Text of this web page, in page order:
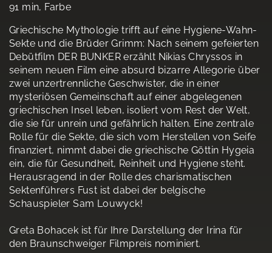
91 min, Farbe
Griechische Mythologie trifft auf eine Hygiene-Wahn-
Sekte und die Brüder Grimm: Nach seinem gefeierten
Debütfilm DER BUNKER erzählt Nikias Chryssos in
seinem neuen Film eine absurd bizarre Allegorie über
zwei unzertrennliche Geschwister, die in einer
mysteriösen Gemeinschaft auf einer abgelegenen
griechischen Insel leben, isoliert vom Rest der Welt,
die sie für unrein und gefährlich halten. Eine zentrale
Rolle für die Sekte, die sich vom Herstellen von Seife
finanziert, nimmt dabei die griechische Göttin Hygeia
ein, die für Gesundheit, Reinheit und Hygiene steht.
Herausragend in der Rolle des charismatischen
Sektenführers Fust ist dabei der belgische
Schauspieler Sam Louwyck!
Greta Bohacek ist für Ihre Darstellung der Irina für
den Braunschweiger Filmpreis nominiert.